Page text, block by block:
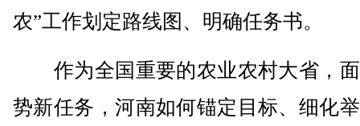
农”工作划定路线图、明确任务书。
作为全国重要的农业农村大省，
势新任务，河南如何锚定目标、细化